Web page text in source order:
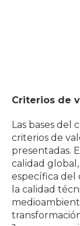
Criterios de
Las bases del
criterios de
presentadas.
calidad
específica del
la calidad